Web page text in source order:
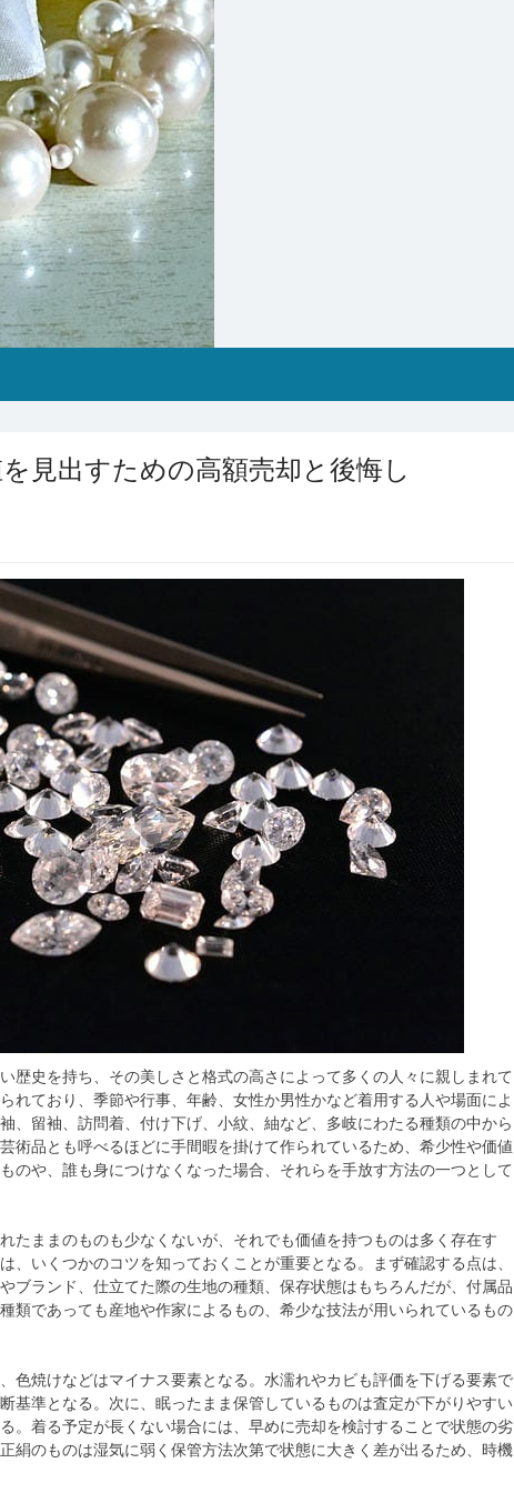
見出すための高額売却と後悔し
歴史を持ち、その美しさと格式の高さによって多くの人々に親しまれて
れており、季節や行事、年齢、女性か男性かなど着用する人や場面によ
、留袖、訪問着、付け下げ、小紋、紬など、多岐にわたる種類の中から
術品とも呼べるほどに手間暇を掛けて作られているため、希少性や価値
のや、誰も身につけなくなった場合、それらを手放す方法の一つとして
たままのものも少なくないが、それでも価値を持つものは多く存在す
、いくつかのコツを知っておくことが重要となる。まず確認する点は、
ブランド、仕立てた際の生地の種類、保存状態はもちろんだが、付属品
類であっても産地や作家によるもの、希少な技法が用いられているもの
色焼けなどはマイナス要素となる。水濡れやカビも評価を下げる要素で
基準となる。次に、眠ったまま保管しているものは査定が下がりやすい
。着る予定が長くない場合には、早めに売却を検討することで状態の劣
絹のものは湿気に弱く保管方法次第で状態に大きく差が出るため、時機